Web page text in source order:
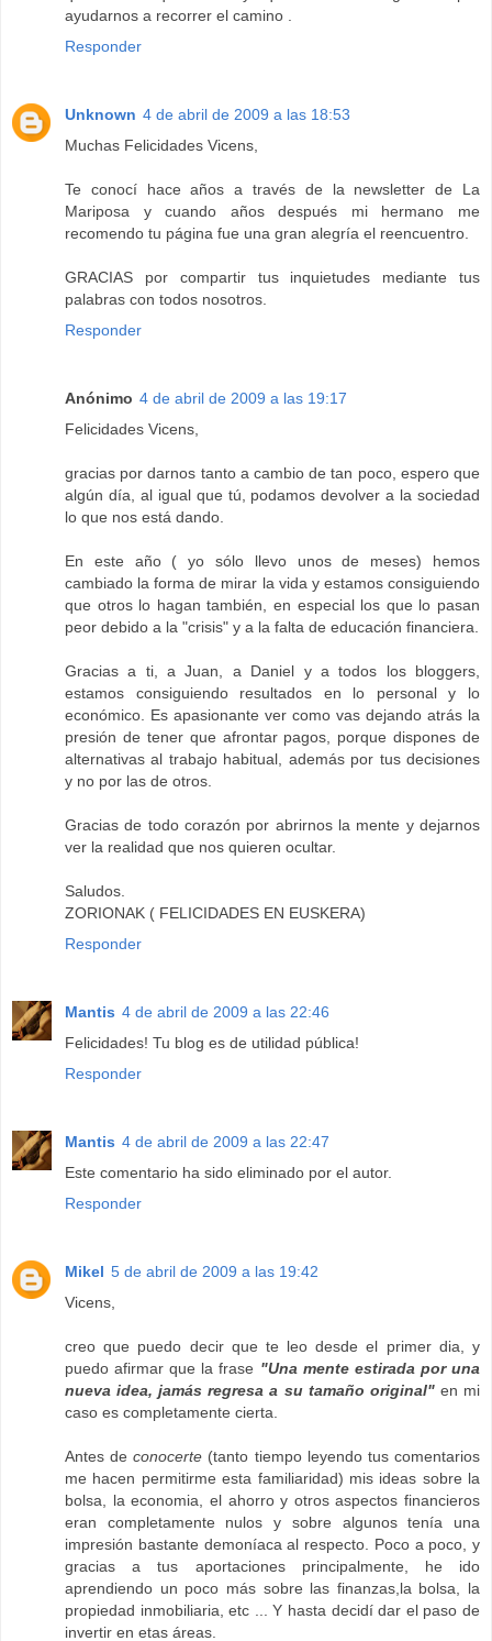
ayudarnos a recorrer el camino .
Responder
Unknown 4 de abril de 2009 a las 18:53
Muchas Felicidades Vicens,
Te conocí hace años a través de la newsletter de La
Mariposa y cuando años después mi hermano me
recomendo tu página fue una gran alegría el reencuentro.
GRACIAS por compartir tus inquietudes mediante tus
palabras con todos nosotros.
Responder
Anónimo 4 de abril de 2009 a las 19:17
Felicidades Vicens,
gracias por darnos tanto a cambio de tan poco, espero que
algún día, al igual que tú, podamos devolver a la sociedad
lo que nos está dando.
En este año ( yo sólo llevo unos de meses) hemos
cambiado la forma de mirar la vida y estamos consiguiendo
que otros lo hagan también, en especial los que lo pasan
peor debido a la "crisis" y a la falta de educación financiera.
Gracias a ti, a Juan, a Daniel y a todos los bloggers,
estamos consiguiendo resultados en lo personal y lo
económico. Es apasionante ver como vas dejando atrás la
presión de tener que afrontar pagos, porque dispones de
alternativas al trabajo habitual, además por tus decisiones
y no por las de otros.
Gracias de todo corazón por abrirnos la mente y dejarnos
ver la realidad que nos quieren ocultar.
Saludos.
ZORIONAK ( FELICIDADES EN EUSKERA)
Responder
Mantis 4 de abril de 2009 a las 22:46
Felicidades! Tu blog es de utilidad pública!
Responder
Mantis 4 de abril de 2009 a las 22:47
Este comentario ha sido eliminado por el autor.
Responder
Mikel 5 de abril de 2009 a las 19:42
Vicens,
creo que puedo decir que te leo desde el primer dia, y
puedo afirmar que la frase "Una mente estirada por una
nueva idea, jamás regresa a su tamaño original"en mi
caso es completamente cierta.
Antes deconocerte (tanto tiempo leyendo tus comentarios
me hacen permitirme esta familiaridad) mis ideas sobre la
bolsa, la economia, el ahorro y otros aspectos financieros
eran completamente nulos y sobre algunos tenía una
impresión bastante demoníaca al respecto. Poco a poco, y
gracias a tus aportaciones principalmente, he ido
aprendiendo un poco más sobre las finanzas,la bolsa, la
propiedad inmobiliaria, etc ... Y hasta decidí dar el paso de
invertir en etas áreas.